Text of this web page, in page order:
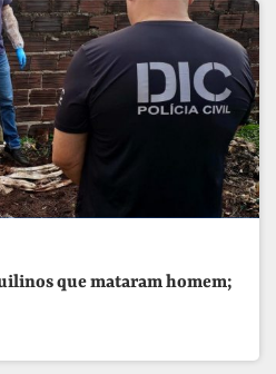
que mataram homem;